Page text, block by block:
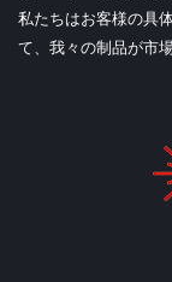
私たちはお客様の具
て、我々の制品が市